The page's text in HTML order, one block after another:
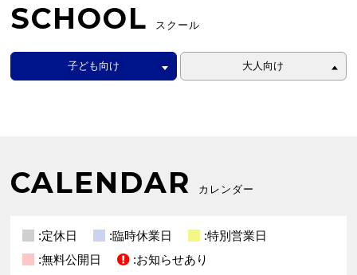
SCHOOL スクール
子ども向け 大人向け
CALENDAR カレンダー
:定休日 :臨時休業日
:特別営業日
:無料公開日
:お知らせあり